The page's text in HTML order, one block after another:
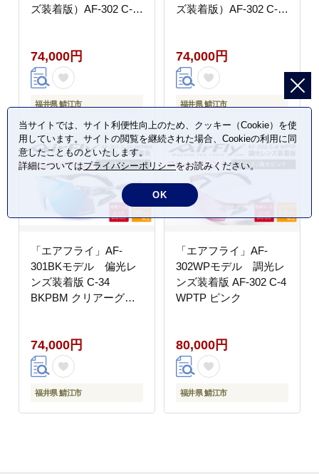
ズ装着版）AF-302 C-
74,000円
福井県 鯖江市
ズ装着版）AF-302 C-
74,000円
福井県 鯖江市
「エアフライ」AF-
301BKモデル 偏光レ
ンズ装着版 C-34
BKPBM クリアーグレ
74,000円
福井県 鯖江市
「エアフライ」AF-
302WPモデル 調光レ
ンズ装着版 AF-302 C-4
WPTP ピンク
80,000円
福井県 鯖江市
当サイトでは、サイト利便性向上のため、クッキー（Cookie）を使
用しています。サイトの閲覧を継続された場合、Cookieの利用に同
意したことものといたします。
詳細についてはプライバシーポリシーをお読みください。
OK